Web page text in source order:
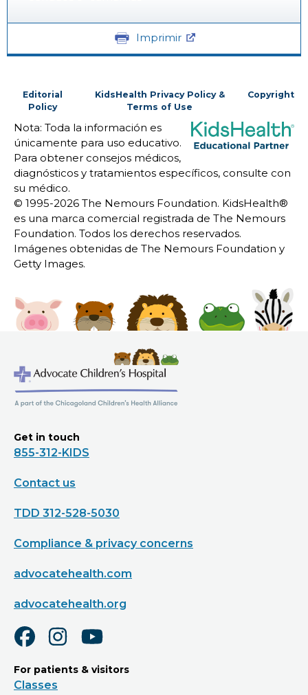
Imprimir
Editorial
Policy
KidsHealth Privacy Policy &
Terms of Use
Copyright
Nota: Toda la información es
únicamente para uso educativo.
Para obtener consejos médicos,
diagnósticos y tratamientos específicos, consulte con
su médico.
© 1995-2026 The Nemours Foundation. KidsHealth®
es una marca comercial registrada de The Nemours
Foundation. Todos los derechos reservados.
Imágenes obtenidas de The Nemours Foundation y
Getty Images.
Get in touch
855-312-KIDS
Contact us
TDD 312-528-5030
Compliance & privacy concerns
advocatehealth.com
advocatehealth.org
For patients & visitors
Classes